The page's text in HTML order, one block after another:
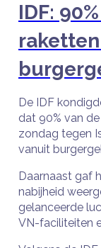
IDF:
De IDF
dat 90% van
zondag tegen
vanuit
Daarnaast gaf
nabijheid
gelanceerde
VN-faciliteiten